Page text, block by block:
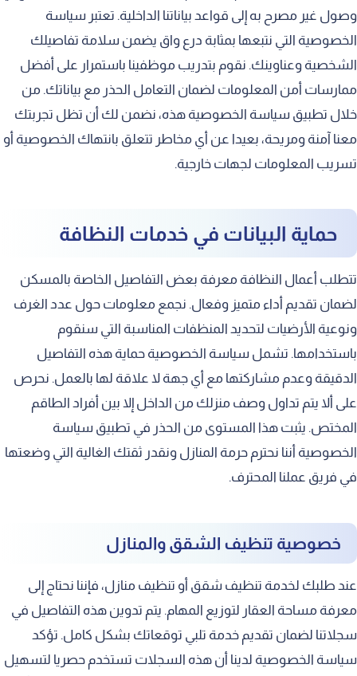
وصول غير مصرح به إلى قواعد بياناتنا الداخلية. تعتبر سياسة
الخصوصية التي نتبعها بمثابة درع واق يضمن سلامة تفاصيلك
الشخصية وعناوينك. نقوم بتدريب موظفينا باستمرار على أفضل
ممارسات أمن المعلومات لضمان التعامل الحذر مع بياناتك. من
خلال تطبيق سياسة الخصوصية هذه، نضمن لك أن تظل تجربتك
معنا آمنة ومريحة، بعيدا عن أي مخاطر تتعلق بانتهاك الخصوصية أو
تسريب المعلومات لجهات خارجية.
حماية البيانات في خدمات النظافة
تتطلب أعمال النظافة معرفة بعض التفاصيل الخاصة بالمسكن
لضمان تقديم أداء متميز وفعال. نجمع معلومات حول عدد الغرف
ونوعية الأرضيات لتحديد المنظفات المناسبة التي سنقوم
باستخدامها. تشمل سياسة الخصوصية حماية هذه التفاصيل
الدقيقة وعدم مشاركتها مع أي جهة لا علاقة لها بالعمل. نحرص
على ألا يتم تداول وصف منزلك من الداخل إلا بين أفراد الطاقم
المختص. يثبت هذا المستوى من الحذر في تطبيق سياسة
الخصوصية أننا نحترم حرمة المنازل ونقدر ثقتك الغالية التي وضعتها
في فريق عملنا المحترف.
خصوصية تنظيف الشقق والمنازل
عند طلبك لخدمة تنظيف شقق أو تنظيف منازل، فإننا نحتاج إلى
معرفة مساحة العقار لتوزيع المهام. يتم تدوين هذه التفاصيل في
سجلاتنا لضمان تقديم خدمة تلبي توقعاتك بشكل كامل. تؤكد
سياسة الخصوصية لدينا أن هذه السجلات تستخدم حصريا لتسهيل